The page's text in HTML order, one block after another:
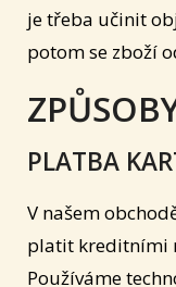
je třeba učinit
potom se zboží
PLATBA
V našem
platit kreditními
Používáme